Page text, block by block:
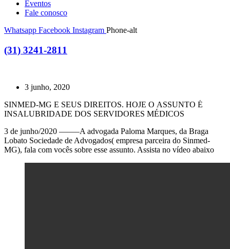
Eventos
Fale conosco
Whatsapp Facebook Instagram Phone-alt
(31) 3241-2811
3 junho, 2020
SINMED-MG E SEUS DIREITOS. HOJE O ASSUNTO É
INSALUBRIDADE DOS SERVIDORES MÉDICOS
3 de junho/2020 ——–A advogada Paloma Marques, da Braga
Lobato Sociedade de Advogados( empresa parceira do Sinmed-
MG), fala com vocês sobre esse assunto. Assista no vídeo abaixo